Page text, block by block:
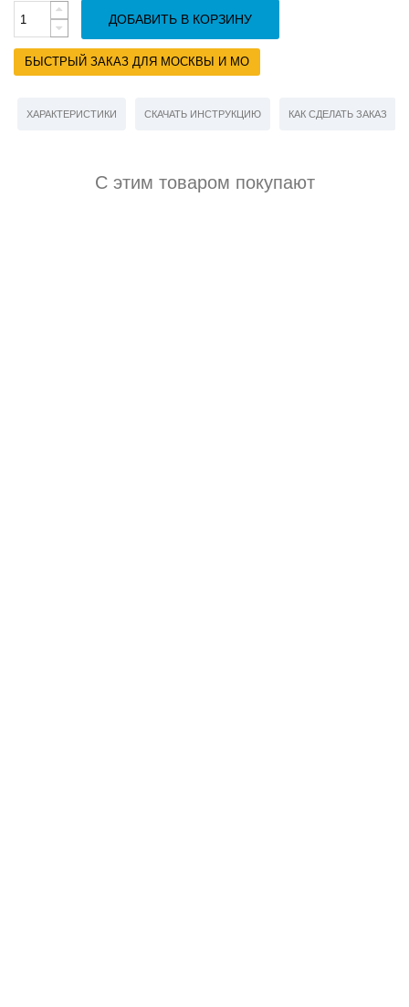
ДОБАВИТЬ В КОРЗИНУ
БЫСТРЫЙ ЗАКАЗ ДЛЯ МОСКВЫ И МО
ХАРАКТЕРИСТИКИ СКАЧАТЬ ИНСТРУКЦИЮ КАК СДЕЛАТЬ ЗАКАЗ
С этим товаром покупают